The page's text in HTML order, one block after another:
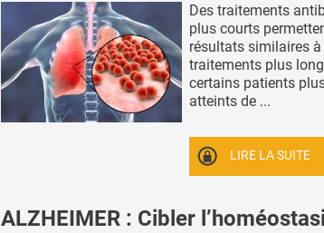
Des traitements
plus courts
résultats similaires à
traitements plus
certains patients
atteints de ...
LIRE LA SUITE
ALZHEIMER : Cibler